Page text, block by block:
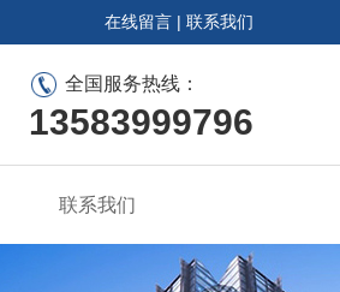
在线留言 | 联系我们
全国服务热线：
13583999796
联系我们